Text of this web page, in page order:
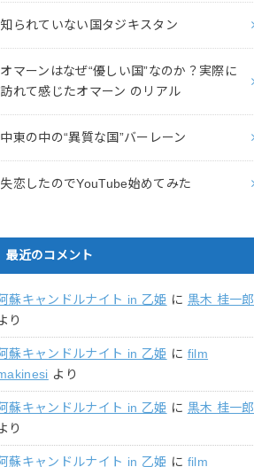
知られていない国タジキスタン
オマーンはなぜ“優しい国”なのか？実際に
訪れて感じたオマーン のリアル
中東の中の“異質な国”バーレーン
失恋したのでYouTube始めてみた
最近のコメント
蘇キャンドルナイト in 乙姫 に 黒木 桂一郎
り
蘇キャンドルナイト in 乙姫 に film
より
蘇キャンドルナイト in 乙姫 に 黒木 桂一郎
り
蘇キャンドルナイト in 乙姫 に film